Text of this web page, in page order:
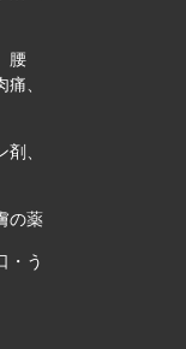
腰
、
剤、
の薬
・う